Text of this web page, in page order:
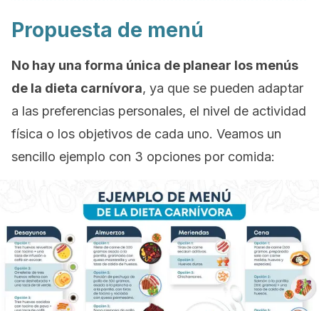
Propuesta de menú
No hay una forma única de planear los menús
de la dieta carnívora, ya que se pueden adaptar
a las preferencias personales, el nivel de actividad
física o los objetivos de cada uno. Veamos un
sencillo ejemplo con 3 opciones por comida: